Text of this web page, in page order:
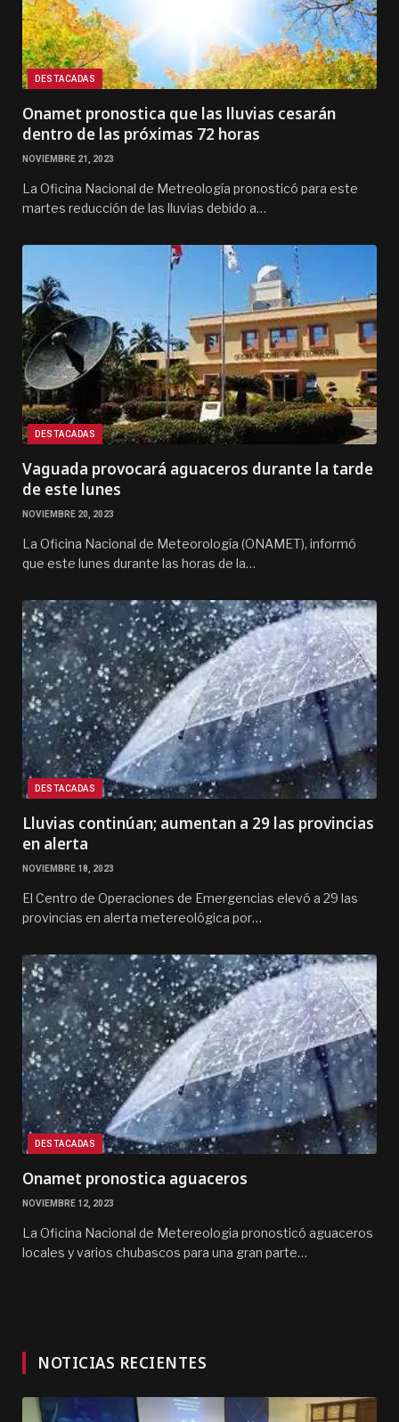
DESTACADAS
Onamet pronostica que las lluvias cesarán
dentro de las próximas 72 horas
NOVIEMBRE 21, 2023
La Oficina Nacional de Metreología pronosticó para este
martes reducción de las lluvias debido a…
DESTACADAS
Vaguada provocará aguaceros durante la tarde
de este lunes
NOVIEMBRE 20, 2023
La Oficina Nacional de Meteorología (ONAMET), informó
que este lunes durante las horas de la…
DESTACADAS
Lluvias continúan; aumentan a 29 las provincias
en alerta
NOVIEMBRE 18, 2023
El Centro de Operaciones de Emergencias elevó a 29 las
provincias en alerta metereológica por…
DESTACADAS
Onamet pronostica aguaceros
NOVIEMBRE 12, 2023
La Oficina Nacional de Metereologia pronosticó aguaceros
locales y varios chubascos para una gran parte…
NOTICIAS RECIENTES